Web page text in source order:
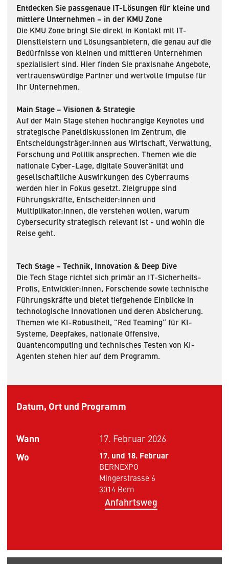
Entdecken Sie passgenaue IT-Lösungen für kleine und
mittlere Unternehmen – in der KMU Zone
Die KMU Zone bringt Sie direkt in Kontakt mit IT-
Dienstleistern und Lösungsanbietern, die genau auf die
Bedürfnisse von kleinen und mittleren Unternehmen
spezialisiert sind. Hier finden Sie praxisnahe Angebote,
vertrauenswürdige Partner und wertvolle Impulse für
Ihr Unternehmen.
Main Stage – Visionen & Strategie
Auf der Main Stage stehen hochrangige Keynotes und
strategische Paneldiskussionen im Zentrum, die
Entscheidungsträger:innen aus Wirtschaft, Verwaltung,
Forschung und Politik ansprechen. Themen wie die
nationale Cyber-Lage, digitale Souveränität und
gesellschaftliche Auswirkungen des Cyberraums
werden hier in Fokus gesetzt. Zielgruppe sind
Führungskräfte, Entscheider:innen und
Multiplikator:innen, die verstehen wollen, warum
Cybersecurity strategisch relevant ist - und wohin die
Reise geht.
Tech Stage – Technik, Innovation & Deep Dive
Die Tech Stage richtet sich primär an IT-Sicherheits-
Profis, Entwickler:innen, Forschende sowie technische
Führungskräfte und bietet tiefgehende Einblicke in
technologische Innovationen und deren Absicherung.
Themen wie KI-Robustheit, "Red Teaming“ für KI-
Systeme, Deepfakes, nationale Offensive,
Quantencomputing und technisches Testen von KI-
Agenten stehen hier auf dem Programm.
Datum, Ort und Programm
Wann 17. Februar 2026
Wo 17. und 18. Februar
BERNEXPO
Mingerstrasse 6
3014 Bern
Anfahrtsweg